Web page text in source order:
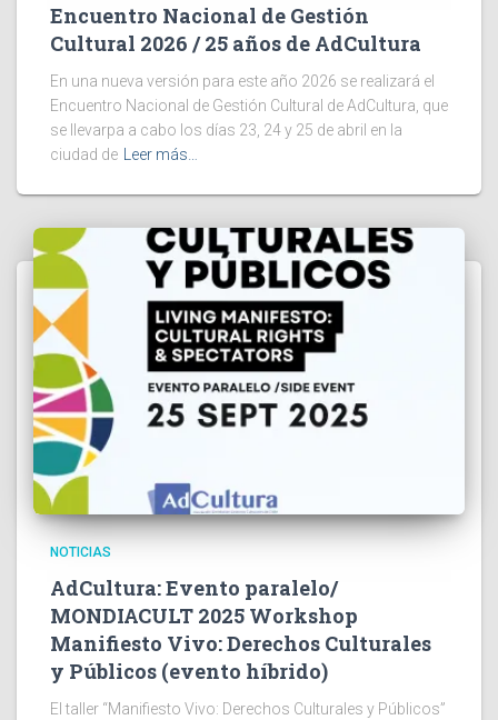
Encuentro Nacional de Gestión
Cultural 2026 / 25 años de AdCultura
En una nueva versión para este año 2026 se realizará el
Encuentro Nacional de Gestión Cultural de AdCultura, que
se llevarpa a cabo los días 23, 24 y 25 de abril en la
ciudad de
Leer más…
NOTICIAS
AdCultura: Evento paralelo/
MONDIACULT 2025 Workshop
Manifiesto Vivo: Derechos Culturales
y Públicos (evento híbrido)
El taller “Manifiesto Vivo: Derechos Culturales y Públicos”